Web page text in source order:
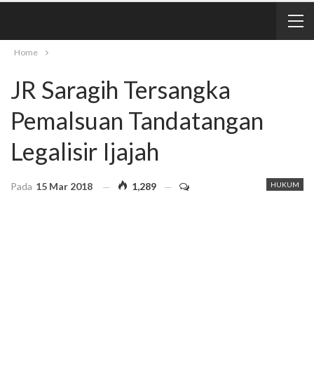
Home
JR Saragih Tersangka
Pemalsuan Tandatangan
Legalisir Ijajah
HUKUM
Pada 15 Mar 2018 1,289